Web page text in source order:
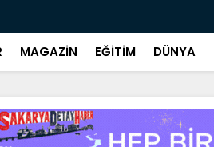
MAGAZİN EĞİTİM DÜNYA